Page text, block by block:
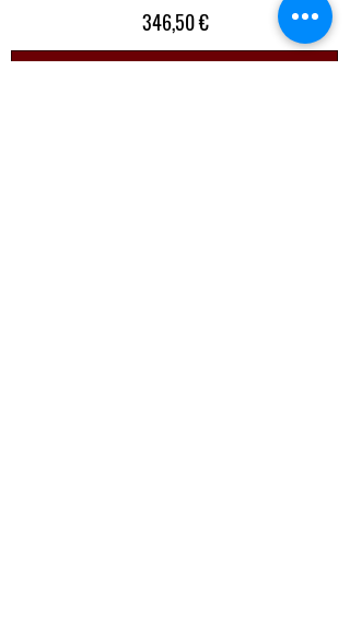
Prezzo
346,50 €